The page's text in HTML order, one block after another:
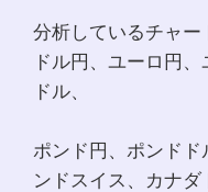
分析しているチャー
ドル円、ユーロ円、
ドル、
ポンド円、ポンドド
ンドスイス、カナダ